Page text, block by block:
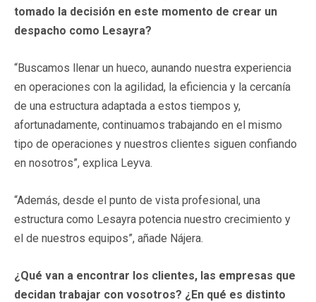
tomado la decisión en este momento de crear un
despacho como Lesayra?
“Buscamos llenar un hueco, aunando nuestra experiencia
en operaciones con la agilidad, la eficiencia y la cercanía
de una estructura adaptada a estos tiempos y,
afortunadamente, continuamos trabajando en el mismo
tipo de operaciones y nuestros clientes siguen confiando
en nosotros”, explica Leyva.
“Además, desde el punto de vista profesional, una
estructura como Lesayra potencia nuestro crecimiento y
el de nuestros equipos”, añade Nájera.
¿Qué van a encontrar los clientes, las empresas que
decidan trabajar con vosotros? ¿En qué es distinto